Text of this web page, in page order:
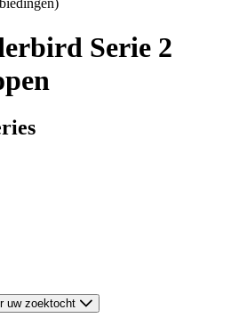
Serie 2
uw zoektocht